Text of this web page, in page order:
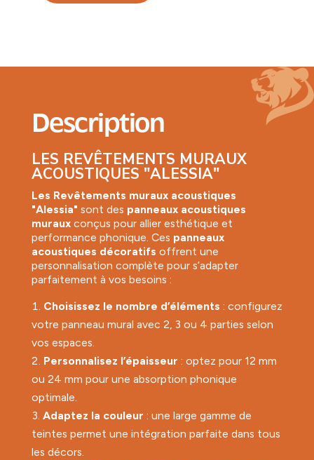
Description
LES REVÊTEMENTS MURAUX
ACOUSTIQUES "ALESSIA"
Les Revêtements muraux acoustiques
"Alessia" sont des panneaux acoustiques
murauxconçus pour allier esthétique et
performance phonique. Ces panneaux
acoustiques décoratifs offrent une
personnalisation complète pour s’adapter
parfaitement à vos besoins :
Choisissez le nombre d’éléments : configurez
votre panneau mural avec 2, 3 ou 4 parties selon
vos espaces.
Personnalisez l’épaisseur : optez pour 12 mm
ou 24 mm pour une absorption phonique
optimale.
Adaptez la couleur : une large gamme de
teintes permet une intégration parfaite dans tous
les décors.